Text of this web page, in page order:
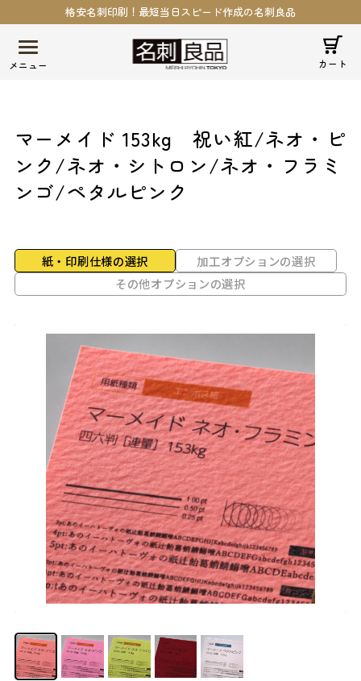
格安名刺印刷！最短当日スピード作成の名刺良品
カート
マーメイド 153kg 祝い紅/ネオ・ピ
ンク/ネオ・シトロン/ネオ・フラミ
ンゴ/ペタルピンク
紙・印刷仕様の選択
加工オプションの選択
その他オプションの選択